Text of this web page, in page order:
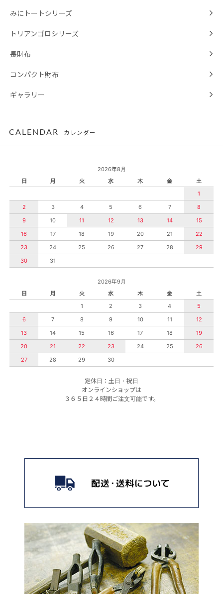
みにトートシリーズ
トリアンゴロシリーズ
長財布
コンパクト財布
ギャラリー
CALENDAR カレンダー
2026年8月
日
月 火 水 木 金
土
1
2
3 4 5 6 7
8
9
10 11 12 13 14
15
16
17 18 19 20 21
22
23
24 25 26 27 28
29
30
31
2026年9月
日
月 火 水 木 金
土
1
2 3 4
5
6
7 8 9 10 11
12
13
14 15 16 17 18
19
20
21 22 23 24 25
26
27
28 29 30
定休日：土日・祝日
オンラインショップは
３６５日２４時間ご注文可能です。